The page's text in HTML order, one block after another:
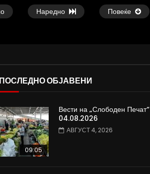
Наредно Повеќе
Атовска од Киев, Украина: Нема
изгледи за брзо завршување на
војната
ДАМЈАН ВАРОШЛИЈА
ЈУНИ 30, 2022
ПОСЛЕДНО ОБЈАВЕНИ
09:05
Вести на „Слободен Печат“
04.08.2026
АВГУСТ 4, 2026